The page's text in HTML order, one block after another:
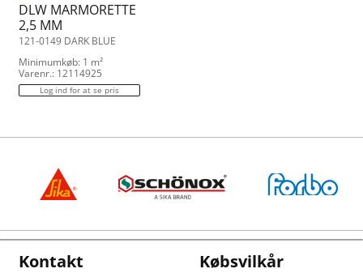
DLW MARMORETTE
2,5 MM
121-0149 DARK BLUE
Minimumkøb: 1 m²
Varenr.: 12114925
Log ind for at se pris
Kontakt Købsvilkår